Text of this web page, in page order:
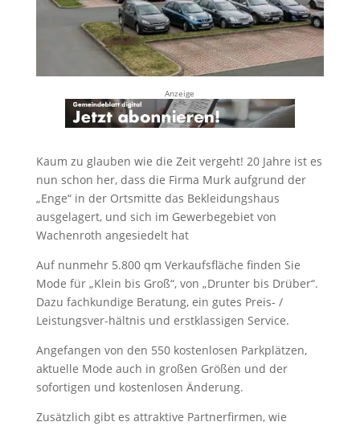
Anzeige
Kaum zu glauben wie die Zeit vergeht! 20 Jahre ist es
nun schon her, dass die Firma Murk aufgrund der
„Enge“ in der Ortsmitte das Bekleidungshaus
ausgelagert, und sich im Gewerbegebiet von
Wachenroth angesiedelt hat
Auf nunmehr 5.800 qm Verkaufsfläche finden Sie
Mode für „Klein bis Groß“, von „Drunter bis Drüber“.
Dazu fachkundige Beratung, ein gutes Preis- /
Leistungsver-hältnis und erstklassigen Service.
Angefangen von den 550 kostenlosen Parkplätzen,
aktuelle Mode auch in großen Größen und der
sofortigen und kostenlosen Änderung.
Zusätzlich gibt es attraktive Partnerfirmen, wie